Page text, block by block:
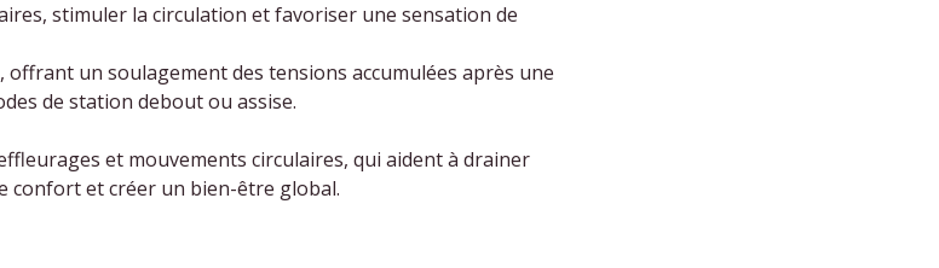
stimuler la circulation et favoriser une sensation de
offrant un soulagement des tensions accumulées après une
de station debout ou assise.
et mouvements circulaires, qui aident à drainer
confort et créer un bien-être global.